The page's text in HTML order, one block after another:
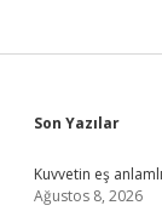
Son Yazılar
Kuvvetin eş
Ağustos 8, 2026